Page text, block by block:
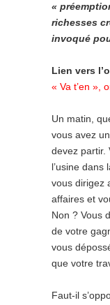
«
richesses
invoqué
Lien vers
« Va t’en »,
Un matin,
vous avez
devez partir.
l’usine dans
vous dirigez
affaires et
Non ? Vous
de votre
vous
que votre
Faut-il